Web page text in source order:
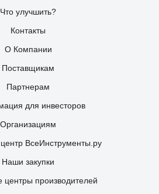
Что улучшить?
Контакты
О Компании
Поставщикам
Партнерам
для инвесторов
Организациям
ВсеИнструменты.ру
Наши закупки
центры производителей